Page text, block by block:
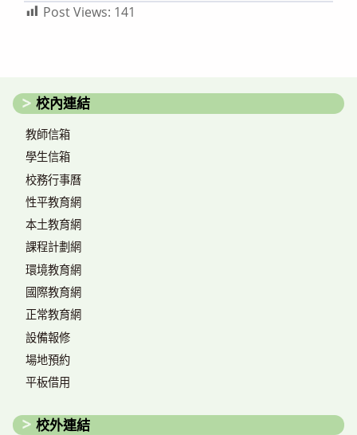
Post Views: 141
校內連結
教師信箱
學生信箱
校務行事曆
性平教育網
本土教育網
課程計劃網
環境教育網
國際教育網
正常教育網
設備報修
場地預約
平板借用
校外連結